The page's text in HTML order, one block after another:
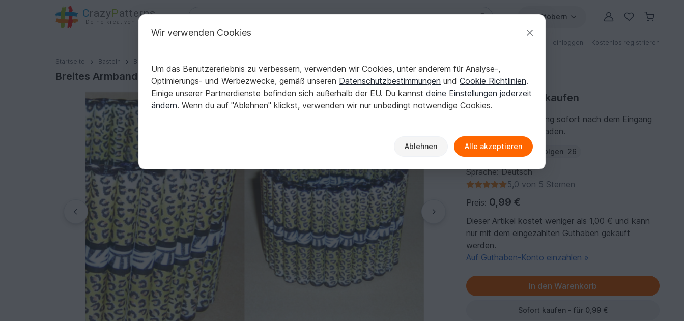
CrazyPatterns
Deine kreativen Ideen
Stöbern
einloggen Kostenlos registrieren
Startseite Basteln Basteln mit Papier
Breites Armband aus Papierperlen
Breites Armband aus Papierperlen
Bastelanleitung kaufen
Du kannst die Anleitung sofort nach dem Eingang
der Zahlung herunterladen.
Autor: TaalDesign Folgen 26
Sprache: Deutsch
5,0 von 5 Sternen
Preis: 0,99 €
Dieser Artikel kostet weniger als 1,00 € und kann
nur mit dem eingezahlten Guthaben gekauft
werden.
Auf Guthaben-Konto einzahlen »
Sofort kaufen - für 0,99 €
Wir verwenden Cookies
Um das Benutzererlebnis zu verbessern, verwenden wir Cookies, unter anderem für Analyse-,
Optimierungs- und Werbezwecke, gemäß unseren Datenschutzbestimmungen und Cookie Richtlinien.
Einige unserer Partnerdienste befinden sich außerhalb der EU. Du kannst deine Einstellungen jederzeit
ändern. Wenn du auf "Ablehnen" klickst, verwenden wir nur unbedingt notwendige Cookies.
Ablehnen Alle akzeptieren